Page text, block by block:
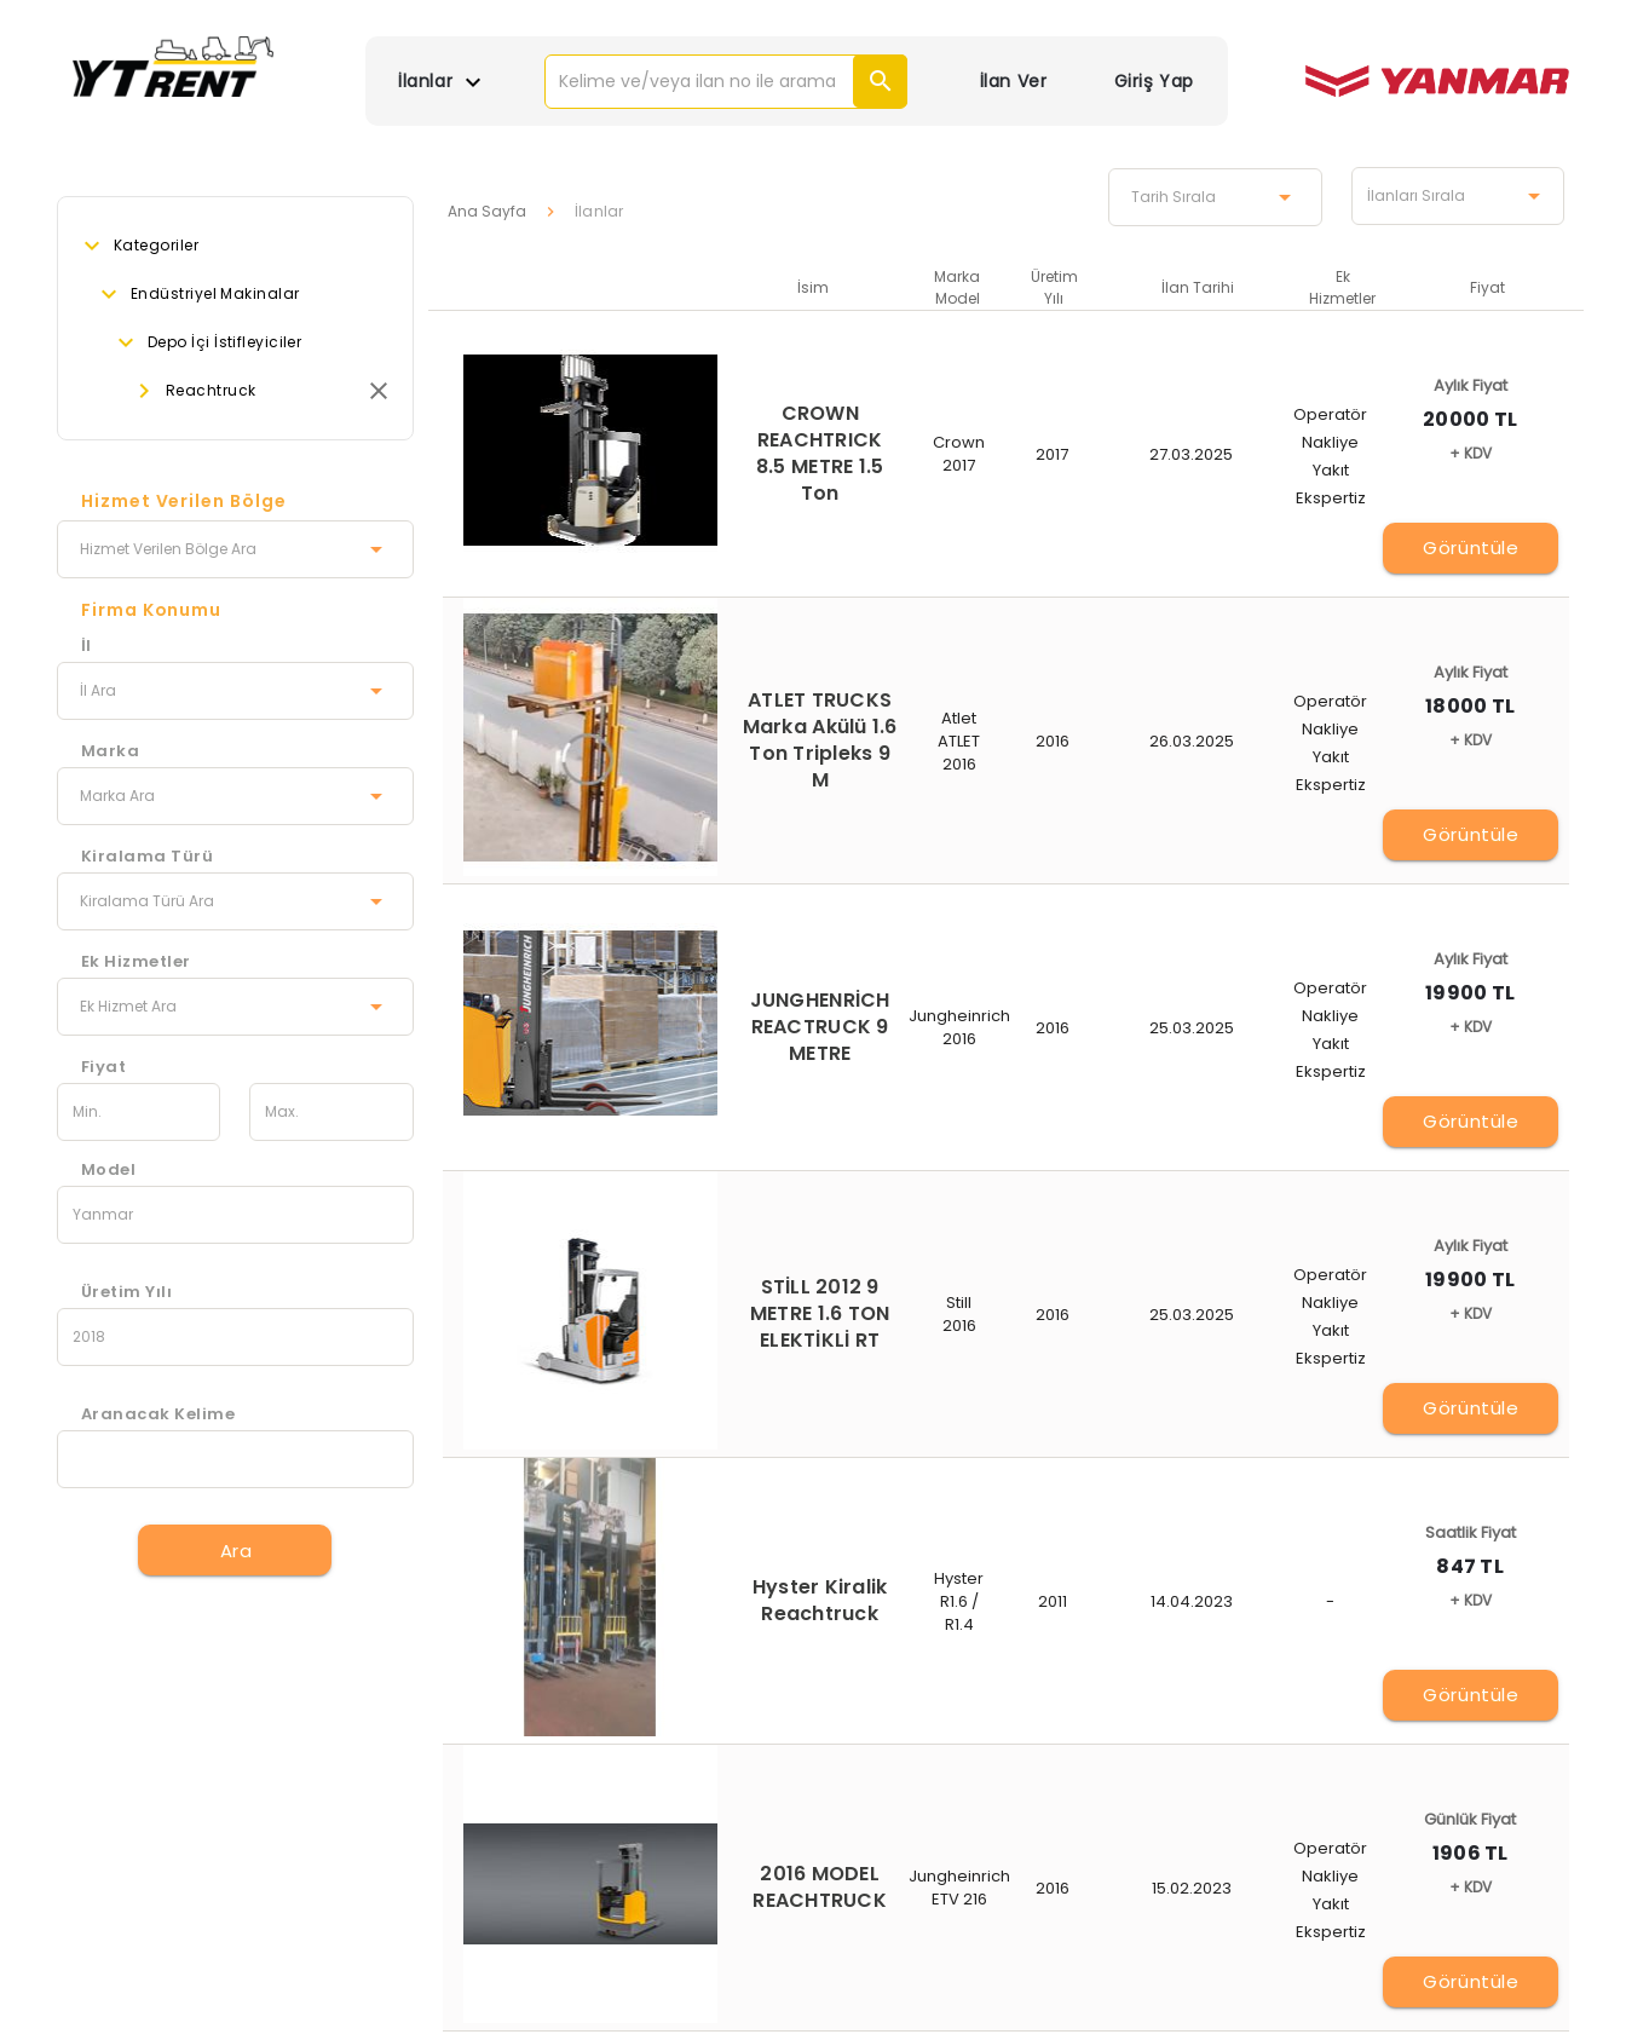
İlanlar İlan Ver Giriş Yap
Kategoriler
Endüstriyel Makinalar
Depo İçi İstifleyiciler
Reachtruck
Hizmet Verilen Bölge
Firma Konumu
İl
Marka
Kiralama Türü
Ek Hizmetler
Fiyat
Model
Üretim Yılı
Aranacak Kelime
Ara
Ana Sayfa İlanlar
İsim
Marka
Model
Üretim
Yılı
İlan Tarihi
Ek
Hizmetler
Fiyat
CROWN
REACHTRICK
8.5 METRE 1.5
Ton
Crown
2017
2017 27.03.2025
Operatör
Nakliye
Yakıt
Ekspertiz
Aylık Fiyat
20000 TL
+ KDV
Görüntüle
ATLET TRUCKS
Marka Akülü 1.6
Ton Tripleks 9
M
Atlet
ATLET
2016
2016 26.03.2025
Operatör
Nakliye
Yakıt
Ekspertiz
Aylık Fiyat
18000 TL
+ KDV
Görüntüle
JUNGHENRİCH
REACTRUCK 9
METRE
Jungheinrich
2016
2016 25.03.2025
Operatör
Nakliye
Yakıt
Ekspertiz
Aylık Fiyat
19900 TL
+ KDV
Görüntüle
STİLL 2012 9
METRE 1.6 TON
ELEKTİKLİ RT
Still
2016
2016 25.03.2025
Operatör
Nakliye
Yakıt
Ekspertiz
Aylık Fiyat
19900 TL
+ KDV
Görüntüle
Hyster Kiralik
Reachtruck
Hyster
R1.6 /
R1.4
2011 14.04.2023 -
Saatlik Fiyat
847 TL
+ KDV
Görüntüle
2016 MODEL
REACHTRUCK
Jungheinrich
ETV 216
2016 15.02.2023
Operatör
Nakliye
Yakıt
Ekspertiz
Günlük Fiyat
1906 TL
+ KDV
Görüntüle